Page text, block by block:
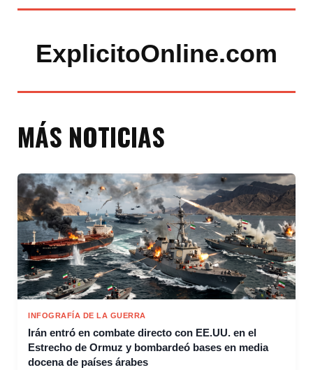
ExplicitoOnline.com
MÁS NOTICIAS
INFOGRAFÍA DE LA GUERRA
Irán entró en combate directo con EE.UU. en el
Estrecho de Ormuz y bombardeó bases en media
docena de países árabes